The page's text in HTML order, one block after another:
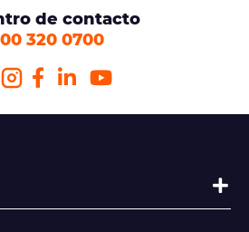
de contacto
320 0700